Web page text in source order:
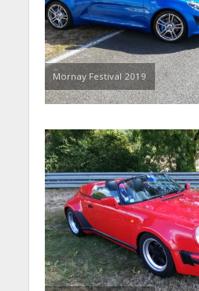
Mornay Festival 2019